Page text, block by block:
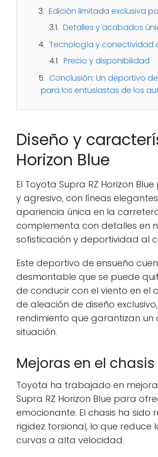
Edición limitada exclusiva
Detalles y acabados
Tecnología y conectividad
Precio y disponibilidad
Conclusión: Un deportivo
para los entusiastas de los
Diseño y
Horizon Blue
El Toyota Supra RZ Horizon
y agresivo, con líneas
apariencia única en la
complementa con detalles en
sofisticación y deportividad al
Este deportivo de ensueño
desmontable que se puede
de conducir con el viento en el
de aleación de diseño
rendimiento que garantizan
situación.
Mejoras en el
Toyota ha trabajado en
Supra RZ Horizon Blue para
emocionante. El chasis ha
rigidez torsional, lo que
curvas a alta velocidad.